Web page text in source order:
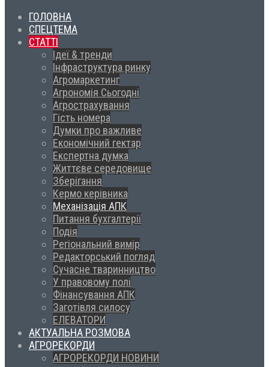
ГОЛОВНА
СПЕЦТЕМА
СТАТТІ
Ідеї & тренди
Інфраструктура ринку
Агромаркетинг
Агрономія Сьогодні
Агрострахування
Гість номера
Думки про важливе
Економічний гектар
Експертна думка
Життєве середовище
Зберігання
Кермо керівника
Механізація АПК
Питання бухгалтерії
Подія
Регіональний вимір
Редакторський погляд
Сучасне тваринництво
У правовому полі
Фінансування АПК
Заготівля силосу
ЕЛЕВАТОРИ
АКТУАЛЬНА РОЗМОВА
АГРОРЕКОРДИ
АГРОРЕКОРДИ НОВИНИ